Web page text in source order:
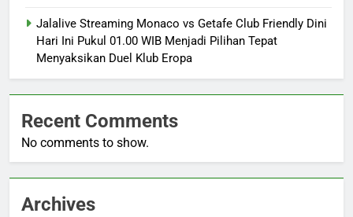
Jalalive Streaming Monaco vs Getafe Club Friendly Dini
Hari Ini Pukul 01.00 WIB Menjadi Pilihan Tepat
Menyaksikan Duel Klub Eropa
Recent Comments
No comments to show.
Archives